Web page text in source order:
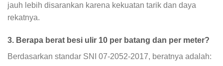
jauh lebih disarankan karena kekuatan tarik dan daya
rekatnya.
3. Berapa berat besi ulir 10 per batang dan per meter?
Berdasarkan standar SNI 07-2052-2017, beratnya adalah: